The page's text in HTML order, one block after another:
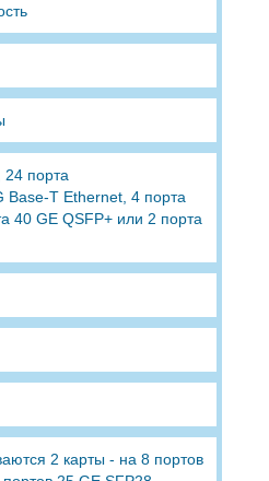
24 порта
Base-T Ethernet, 4 порта
40 GE QSFP+ или 2 порта
2 карты - на 8 портов